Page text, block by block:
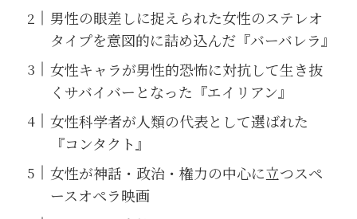
男性の眼差しに捉えられた女性のステレオ
タイプを意図的に詰め込んだ『バーバレラ』
女性キャラが男性的恐怖に対抗して生き抜
くサバイバーとなった『エイリアン』
女性科学者が人類の代表として選ばれた
『コンタクト』
女性が神話・政治・権力の中心に立つスペ
ースオペラ映画